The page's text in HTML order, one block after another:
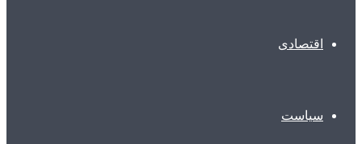
اقتصادی
سیاست